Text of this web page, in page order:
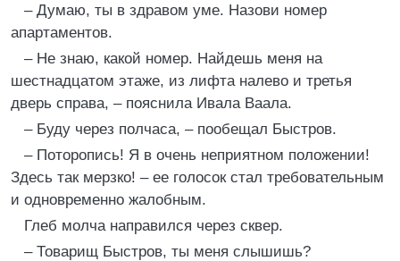
– Думаю, ты в здравом уме. Назови номер
апартаментов.
– Не знаю, какой номер. Найдешь меня на
шестнадцатом этаже, из лифта налево и третья
дверь справа, – пояснила Ивала Ваала.
– Буду через полчаса, – пообещал Быстров.
– Поторопись! Я в очень неприятном положении!
Здесь так мерзко! – ее голосок стал требовательным
и одновременно жалобным.
Глеб молча направился через сквер.
– Товарищ Быстров, ты меня слышишь?